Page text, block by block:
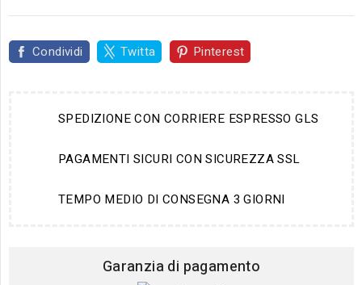
Condividi Twitta Pinterest
SPEDIZIONE CON CORRIERE ESPRESSO GLS
PAGAMENTI SICURI CON SICUREZZA SSL
TEMPO MEDIO DI CONSEGNA 3 GIORNI
Garanzia di pagamento